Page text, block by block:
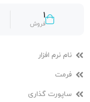
1
فروش
نام نرم افزار
فرمت
ساپورت گذاری